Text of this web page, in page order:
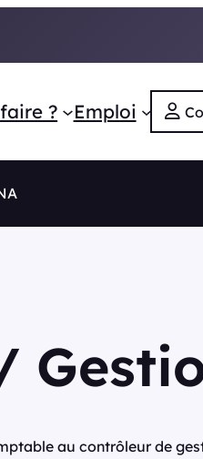
? Emploi
au contrôleur de